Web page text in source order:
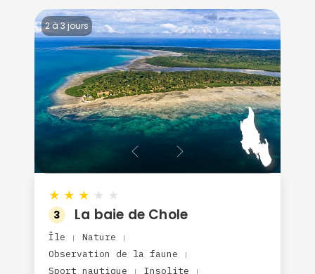
2 à 3 jours
★ ★ ★ ★ ★
3 La baie de Chole
Île | Nature |
Observation de la faune |
Sport nautique | Insolite |